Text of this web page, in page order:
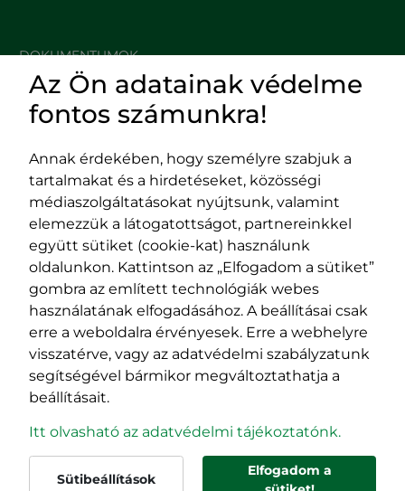
DOKUMENTUMOK
HASZNOS LINKEK
Impresszum
Adatvédelmi szabályzat
EPP program
400029 Kolozsvár,
Fürdő (Card. Iuliu Hossu) utca, 41.
szám
tel/fax:0723 250 321
email:office@rmdsz.ro
400489 Kolozsvár,
Majális utca, 60.
szám
tel/fax:0264 590 758
email:
office@rmdsz.ro
© rmdsz.ro 2026
Az Ön adatainak védelme
fontos számunkra!
Annak érdekében, hogy személyre szabjuk a
tartalmakat és a hirdetéseket, közösségi
médiaszolgáltatásokat nyújtsunk, valamint
elemezzük a látogatottságot, partnereinkkel
együtt sütiket (cookie-kat) használunk
oldalunkon. Kattintson az „Elfogadom a sütiket”
gombra az említett technológiák webes
használatának elfogadásához. A beállításai csak
erre a weboldalra érvényesek. Erre a webhelyre
visszatérve, vagy az adatvédelmi szabályzatunk
segítségével bármikor megváltoztathatja a
beállításait.
Itt olvasható az adatvédelmi tájékoztatónk.
Sütibeállítások
Elfogadom a